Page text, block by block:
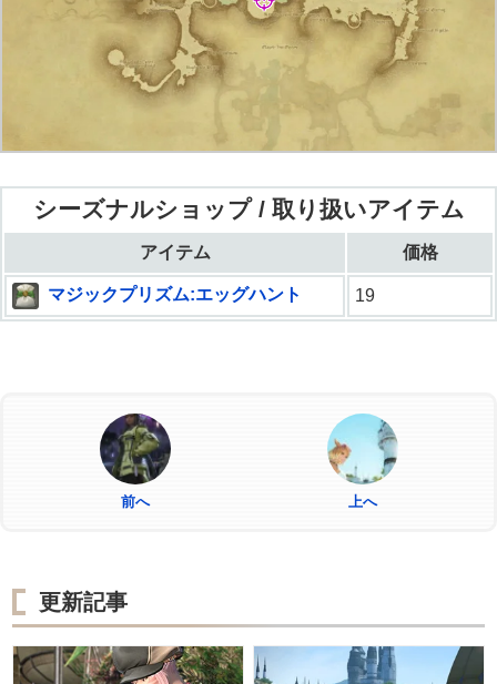
シーズナルショップ / 取り扱いアイテム
アイテム 価格
マジックプリズム:エッグハント 19
前へ 上へ
更新記事